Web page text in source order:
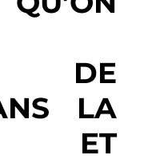
DE
LA
ET